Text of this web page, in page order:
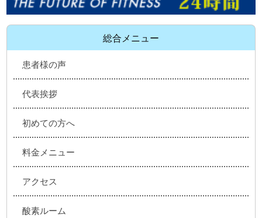
総合メニュー
患者様の声
代表挨拶
初めての方へ
料金メニュー
アクセス
酸素ルーム